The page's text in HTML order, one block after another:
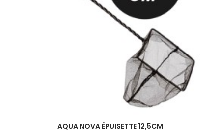
AQUA NOVA ÉPUISETTE 12,5CM